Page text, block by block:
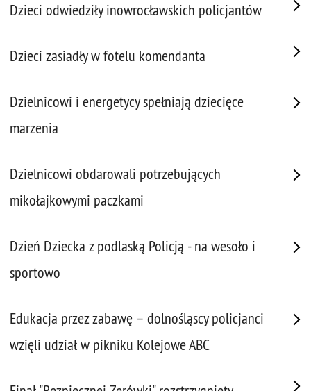
Dzieci odwiedziły inowrocławskich policjantów
Dzieci zasiadły w fotelu komendanta
Dzielnicowi i energetycy spełniają dziecięce
marzenia
Dzielnicowi obdarowali potrzebujących
mikołajkowymi paczkami
Dzień Dziecka z podlaską Policją - na wesoło i
sportowo
Edukacja przez zabawę – dolnośląscy policjanci
wzięli udział w pikniku Kolejowe ABC